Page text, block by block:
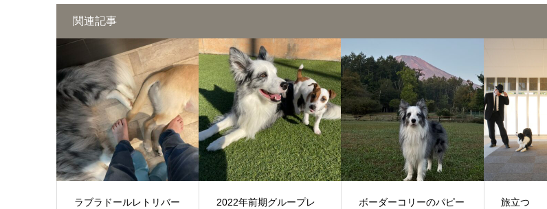
関連記事
ラブラドールレトリバー
2022年前期グループレ
ボーダーコリーのパピー
旅立つ